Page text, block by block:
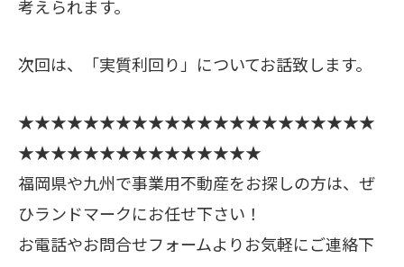
考えられます。
次回は、「実質利回り」についてお話致します。
★★★★★★★★★★★★★★★★★★★★★★
★★★★★★★★★★★★★★★
福岡県や九州で事業用不動産をお探しの方は、ぜ
ひランドマークにお任せ下さい！
お電話やお問合せフォームよりお気軽にご連絡下